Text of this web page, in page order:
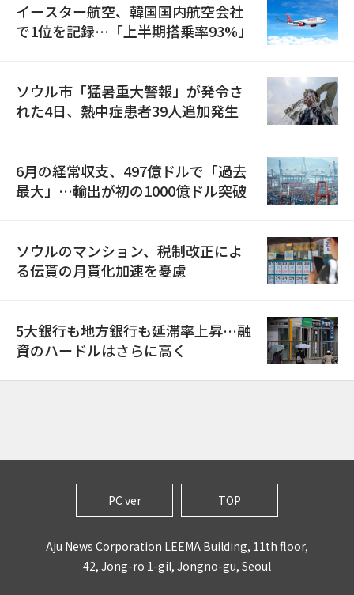
イースター航空、韓国国内航空会社
で1位を記録…「上半期搭乗率93%」
ソウル市「猛暑重大警報」が発令さ
れた4日、熱中症患者39人追加発生
6月の経常収支、497億ドルで「過去
最大」…輸出が初の1000億ドル突破
ソウルのマンション、税制改正によ
る伝貰の月貰化加速を憂慮
5大銀行も地方銀行も延滞率上昇…融
資のハードルはさらに高く
PC ver TOP
Aju News Corporation LEEMA Building, 11th floor,
42, Jong-ro 1-gil, Jongno-gu, Seoul